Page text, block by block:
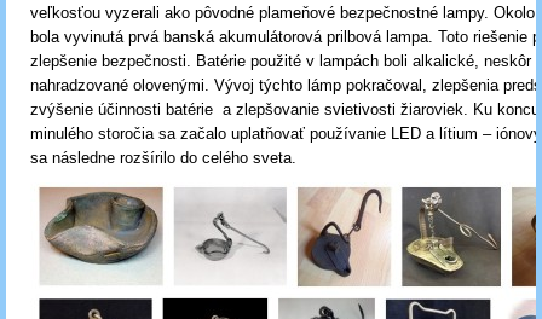
veľkosťou vyzerali ako pôvodné plameňové bezpečnostné lampy. Okolo
bola vyvinutá prvá banská akumulátorová prilbová lampa. Toto riešenie
zlepšenie bezpečnosti. Batérie použité v lampách boli alkalické, neskôr
nahradzované olovenými. Vývoj týchto lámp pokračoval, zlepšenia
zvýšenie účinnosti batérie a zlepšovanie svietivosti žiaroviek. Ku
minulého storočia sa začalo uplatňovať používanie LED a lítium –
sa následne rozšírilo do celého sveta.